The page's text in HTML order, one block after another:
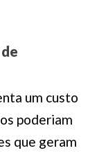
um custo
poderiam
que geram